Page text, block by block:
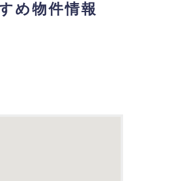
め物件情報